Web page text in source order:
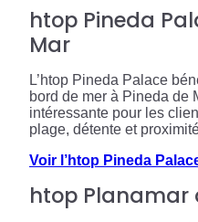
htop Pineda
Mar
L’htop Pineda Palace
bord de mer à Pineda de
intéressante pour les
plage, détente et
Voir l’htop Pineda
htop Planamar